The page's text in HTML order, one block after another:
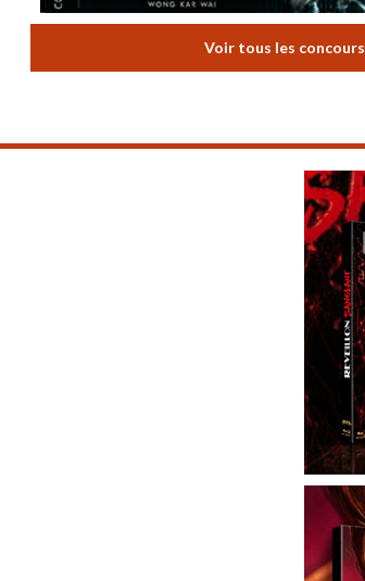
Voir tous les concours